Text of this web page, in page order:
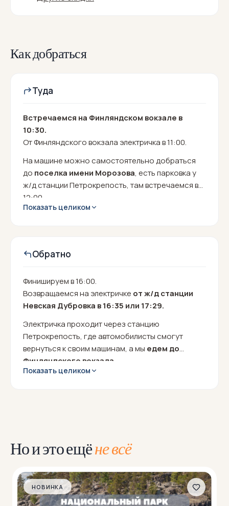
Как добраться
Туда
Встречаемся на Финляндском вокзале в
10:30.
От Финляндского вокзала электричка в 11:00.
На машине можно самостоятельно добраться
до поселка имени Морозова, есть парковка у
ж/д станции Петрокрепость, там встречаемся в
12:00.
Показать целиком
Обратно
Финишируем в 16:00.
Возвращаемся на электричке от ж/д станции
Невская Дубровка в 16:35 или 17:29.
Электричка проходит через станцию
Петрокрепость, где автомобилисты смогут
вернуться к своим машинам, а мы едем до
Финляндского вокзала.
Показать целиком
Но и это ещёне всё
НОВИНКА